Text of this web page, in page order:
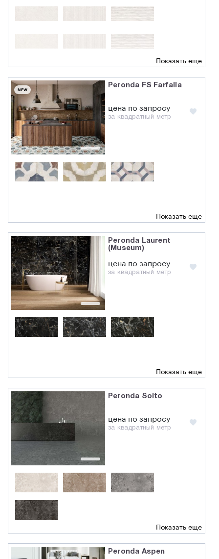
Показать еще
NEW
Peronda FS Farfalla
цена по запросу
за квадратный метр
Показать еще
Peronda Laurent
(Museum)
цена по запросу
за квадратный метр
Показать еще
Peronda Solto
цена по запросу
за квадратный метр
Показать еще
Peronda Aspen